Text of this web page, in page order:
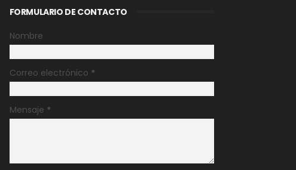
FORMULARIO DE CONTACTO
Nombre
Correo electrónico *
Mensaje *